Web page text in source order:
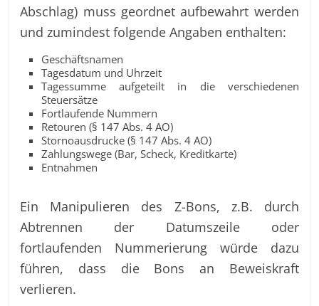
Abschlag) muss geordnet aufbewahrt werden
und zumindest folgende Angaben enthalten:
Geschäftsnamen
Tagesdatum und Uhrzeit
Tagessumme aufgeteilt in die verschiedenen
Steuersätze
Fortlaufende Nummern
Retouren (§ 147 Abs. 4 AO)
Stornoausdrucke (§ 147 Abs. 4 AO)
Zahlungswege (Bar, Scheck, Kreditkarte)
Entnahmen
Ein Manipulieren des Z-Bons, z.B. durch
Abtrennen der Datumszeile oder
fortlaufenden Nummerierung würde dazu
führen, dass die Bons an Beweiskraft
verlieren.